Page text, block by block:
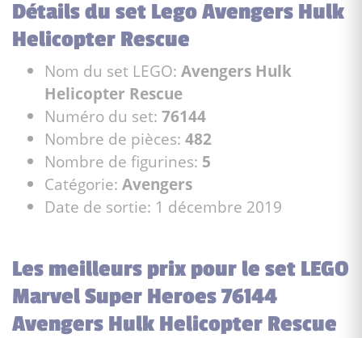
Détails du set Lego Avengers Hulk
Helicopter Rescue
Nom du set LEGO: Avengers Hulk
Helicopter Rescue
Numéro du set: 76144
Nombre de pièces: 482
Nombre de figurines: 5
Catégorie: Avengers
Date de sortie: 1 décembre 2019
Les meilleurs prix pour le set LEGO
Marvel Super Heroes 76144
Avengers Hulk Helicopter Rescue